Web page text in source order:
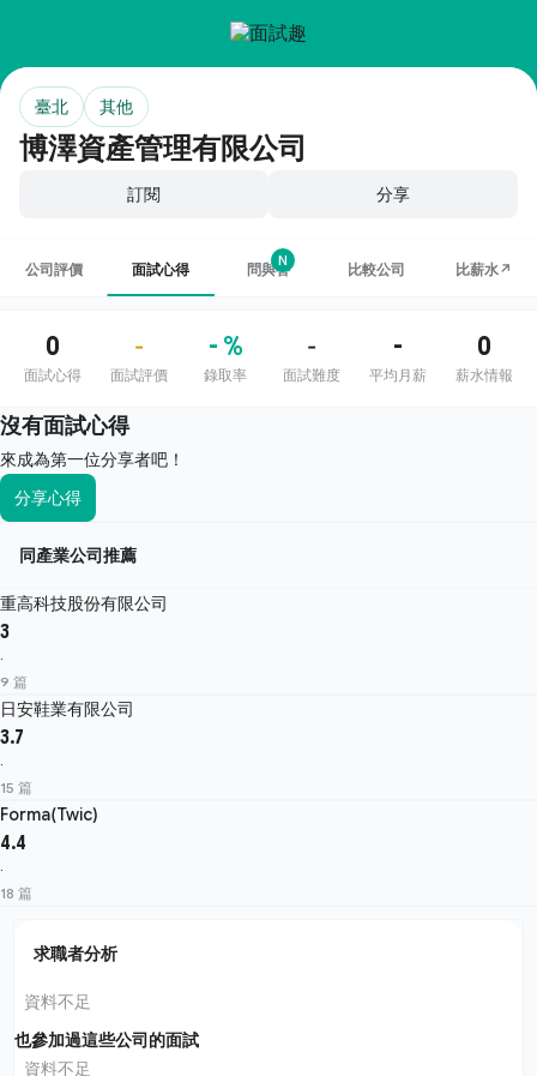
博澤資產管理有限公司
臺北 其他
訂閱 分享
公司評價 面試心得 問與答
N
比較公司 比薪水↗
0
面試心得
-
面試評價
- %
錄取率
-
面試難度
-
平均月薪
0
薪水情報
沒有面試心得
來成為第一位分享者吧！
分享心得
同產業公司推薦
重高科技股份有限公司
3
·
9 篇
日安鞋業有限公司
3.7
·
15 篇
Forma(Twic)
4.4
·
18 篇
求職者分析
資料不足
也參加過這些公司的面試
資料不足